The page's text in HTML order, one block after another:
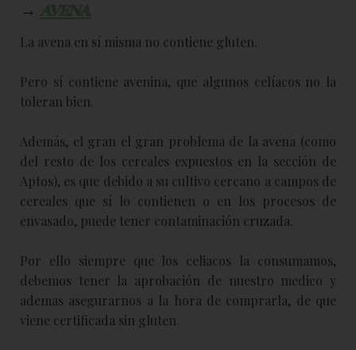
→
La avena en sí misma no contiene gluten.
Pero sí contiene avenina, que algunos celíacos no la
toleran bien.
Además, el gran el gran problema de la avena (como
del resto de los cereales expuestos en la sección de
Aptos), es que debido a su cultivo cercano a campos de
cereales que sí lo contienen o en los procesos de
envasado, puede tener contaminación cruzada.
Por ello siempre que los celiacos la consumamos,
debemos tener la aprobación de nuestro medico y
ademas asegurarnos a la hora de comprarla, de que
viene certificada sin gluten.